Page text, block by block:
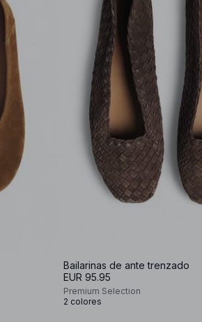
Bailarinas de ante trenzado
EUR 95.95
Premium Selection
2 colores